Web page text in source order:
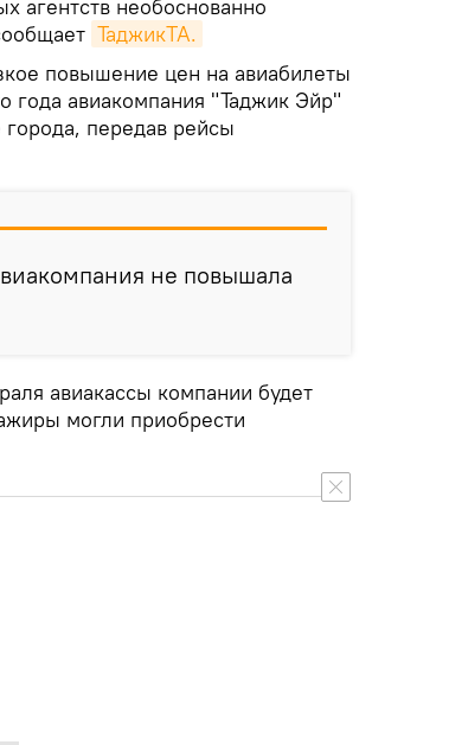
агентств необоснованно
ТаджикТА.
повышение цен на авиабилеты
года авиакомпания "Таджик Эйр"
передав рейсы
не повышала
авиакассы компании будет
могли приобрести